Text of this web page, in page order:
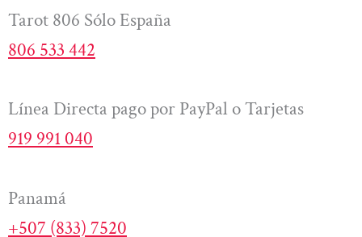
Tarot 806 Sólo España
806 533 442
Línea Directa pago por PayPal o Tarjetas
919 991 040
Panamá
+507 (833) 7520